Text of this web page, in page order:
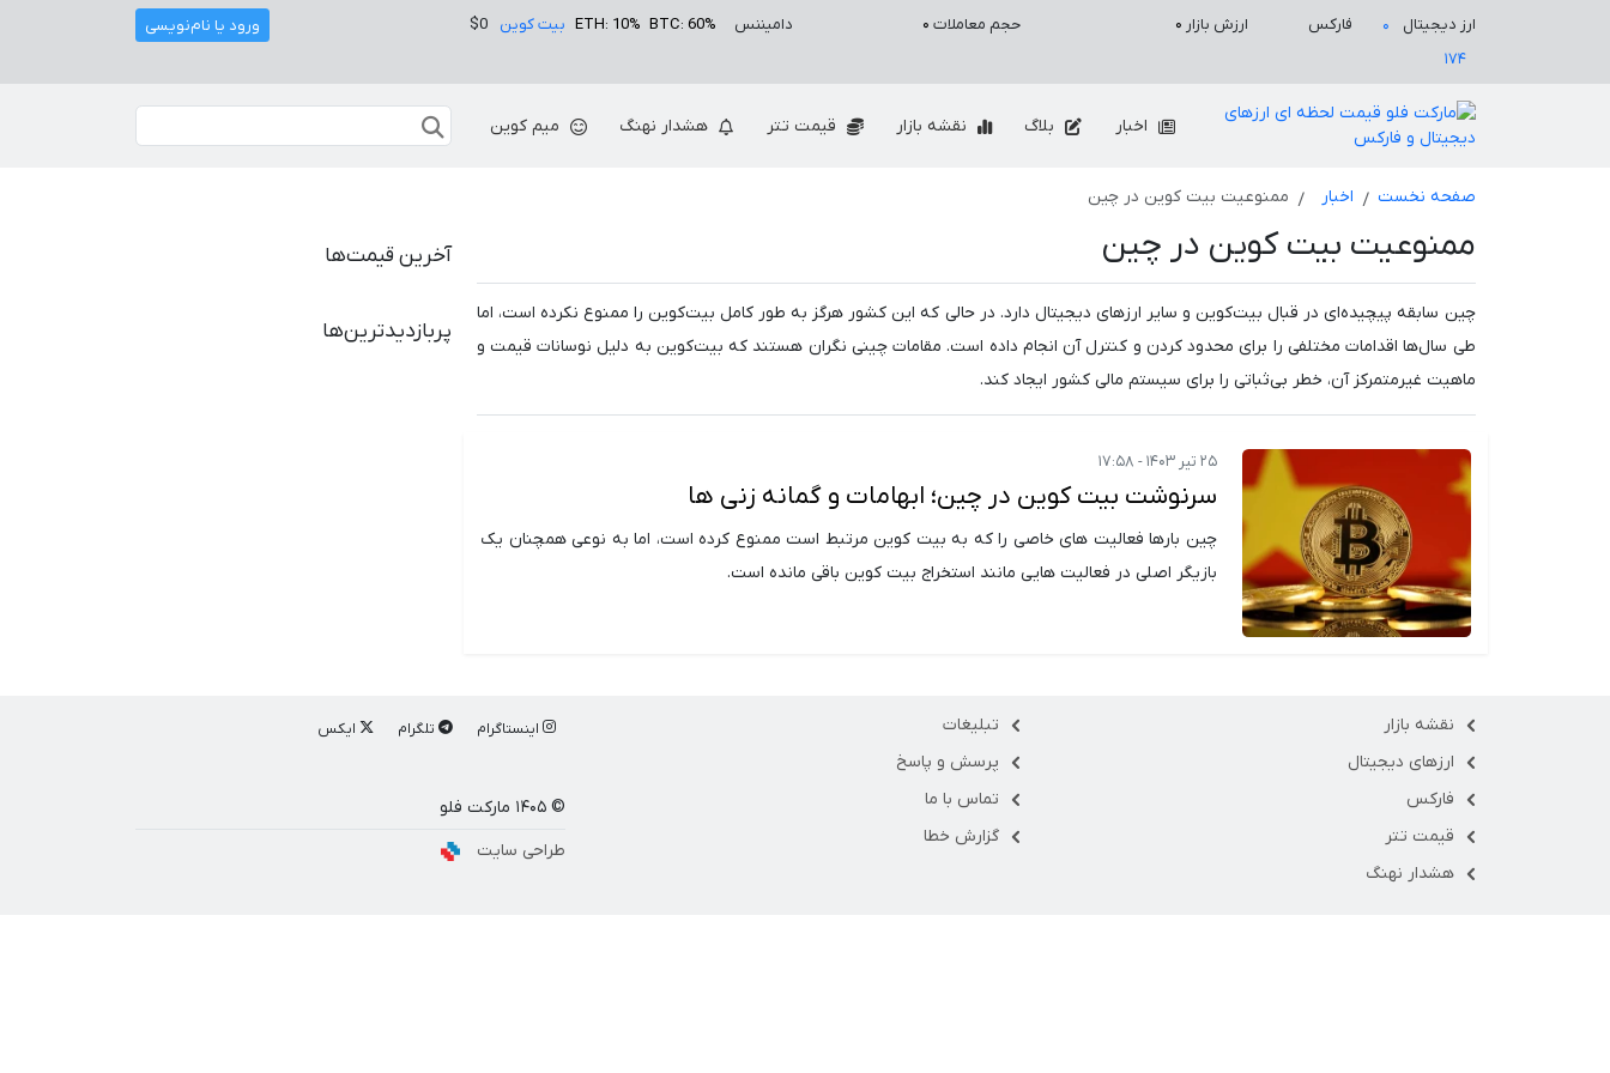
ارز دیجیتال ۰
فارکس
۱۷۴
ارزش بازار ۰ حجم معاملات ۰ دامیننس BTC: 60%
ETH: 10% بیت کوین $0 ورود یا نام‌نویسی
اخبار بلاگ نقشه بازار قیمت تتر هشدار نهنگ میم کوین
صفحه نخست اخبار ممنوعیت بیت کوین در چین
ممنوعیت بیت کوین در چین
چین سابقه پیچیده‌ای در قبال بیت‌کوین و سایر ارزهای دیجیتال دارد. در حالی که این کشور هرگز به طور کامل بیت‌کوین را ممنوع نکرده است، اما
طی سال‌ها اقدامات مختلفی را برای محدود کردن و کنترل آن انجام داده است. مقامات چینی نگران هستند که بیت‌کوین به دلیل نوسانات قیمت و
ماهیت غیرمتمرکز آن، خطر بی‌ثباتی را برای سیستم مالی کشور ایجاد کند.
۲۵ تیر ۱۴۰۳ - ۱۷:۵۸
سرنوشت بیت کوین در چین؛ ابهامات و گمانه زنی ها
چین بارها فعالیت های خاصی را که به بیت کوین مرتبط است ممنوع کرده است، اما به نوعی همچنان یک
بازیگر اصلی در فعالیت هایی مانند استخراج بیت کوین باقی مانده است.
آخرین قیمت‌ها
پربازدیدترین‌ها
نقشه بازار
ارزهای دیجیتال
فارکس
قیمت تتر
هشدار نهنگ
تبلیغات
پرسش و پاسخ
تماس با ما
گزارش خطا
اینستاگرام تلگرام ایکس
© ۱۴۰۵ مارکت فلو
طراحی سایت